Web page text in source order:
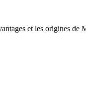
et les origines de